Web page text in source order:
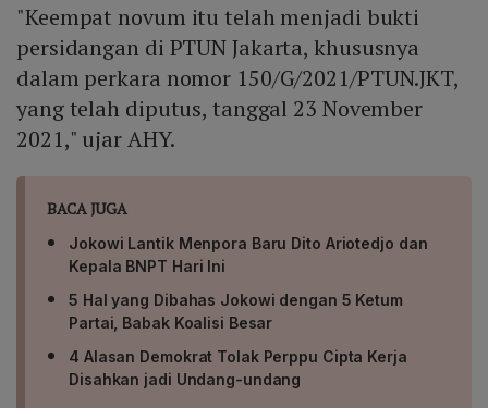
"Keempat novum itu telah menjadi bukti
persidangan di PTUN Jakarta, khususnya
dalam perkara nomor 150/G/2021/PTUN.JKT,
yang telah diputus, tanggal 23 November
2021," ujar AHY.
BACA JUGA
Jokowi Lantik Menpora Baru Dito Ariotedjo dan
Kepala BNPT Hari Ini
5 Hal yang Dibahas Jokowi dengan 5 Ketum
Partai, Babak Koalisi Besar
4 Alasan Demokrat Tolak Perppu Cipta Kerja
Disahkan jadi Undang-undang